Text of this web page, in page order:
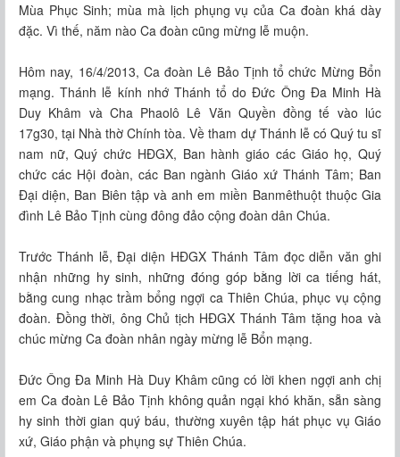
Mùa Phục Sinh; mùa mà lịch phụng vụ của Ca đoàn khá dày
đặc. Vì thế, năm nào Ca đoàn cũng mừng lễ muộn.
Hôm nay, 16/4/2013, Ca đoàn Lê Bảo Tịnh tổ chức Mừng Bổn
mạng. Thánh lễ kính nhớ Thánh tổ do Đức Ông Đa Minh Hà
Duy Khâm và Cha Phaolô Lê Văn Quyền đồng tế vào lúc
17g30, tại Nhà thờ Chính tòa. Về tham dự Thánh lễ có Quý tu sĩ
nam nữ, Quý chức HĐGX, Ban hành giáo các Giáo họ, Quý
chức các Hội đoàn, các Ban ngành Giáo xứ Thánh Tâm; Ban
Đại diện, Ban Biên tập và anh em miền Banmêthuột thuộc Gia
đình Lê Bảo Tịnh cùng đông đảo cộng đoàn dân Chúa.
Trước Thánh lễ, Đại diện HĐGX Thánh Tâm đọc diễn văn ghi
nhận những hy sinh, những đóng góp bằng lời ca tiếng hát,
bằng cung nhạc trầm bổng ngợi ca Thiên Chúa, phục vụ cộng
đoàn. Đồng thời, ông Chủ tịch HĐGX Thánh Tâm tặng hoa và
chúc mừng Ca đoàn nhân ngày mừng lễ Bổn mạng.
Đức Ông Đa Minh Hà Duy Khâm cũng có lời khen ngợi anh chị
em Ca đoàn Lê Bảo Tịnh không quản ngại khó khăn, sẵn sàng
hy sinh thời gian quý báu, thường xuyên tập hát phục vụ Giáo
xứ, Giáo phận và phụng sự Thiên Chúa.